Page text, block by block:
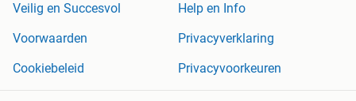
Veilig en Succesvol
Help en Info
Voorwaarden
Privacyverklaring
Cookiebeleid
Privacyvoorkeuren